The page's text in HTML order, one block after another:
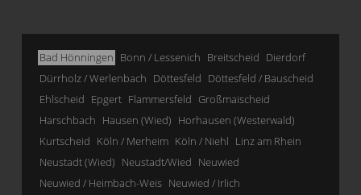
Bad Hönningen Bonn / Lessenich Breitscheid Dierdorf
Dürrholz / Werlenbach Döttesfeld Döttesfeld / Bauscheid
Ehlscheid Epgert Flammersfeld Großmaischeid
Harschbach Hausen (Wied) Horhausen (Westerwald)
Kurtscheid Köln / Merheim Köln / Niehl Linz am Rhein
Neustadt (Wied) Neustadt/Wied Neuwied
Neuwied / Heimbach-Weis Neuwied / Irlich